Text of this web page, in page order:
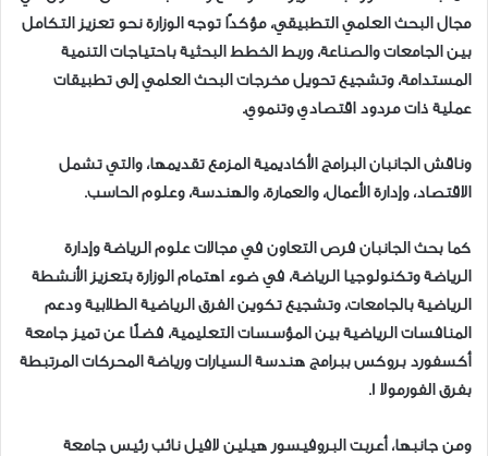
مجال البحث العلمي التطبيقي، مؤكدًا توجه الوزارة نحو تعزيز التكامل
بين الجامعات والصناعة، وربط الخطط البحثية باحتياجات التنمية
المستدامة، وتشجيع تحويل مخرجات البحث العلمي إلى تطبيقات
عملية ذات مردود اقتصادي وتنموي.
وناقش الجانبان البرامج الأكاديمية المزمع تقديمها، والتي تشمل
الاقتصاد، وإدارة الأعمال، والعمارة، والهندسة، وعلوم الحاسب.
كما بحث الجانبان فرص التعاون في مجالات علوم الرياضة وإدارة
الرياضة وتكنولوجيا الرياضة، في ضوء اهتمام الوزارة بتعزيز الأنشطة
الرياضية بالجامعات، وتشجيع تكوين الفرق الرياضية الطلابية ودعم
المنافسات الرياضية بين المؤسسات التعليمية، فضلًا عن تميز جامعة
أكسفورد بروكس ببرامج هندسة السيارات ورياضة المحركات المرتبطة
بفرق الفورمولا 1.
ومن جانبها، أعربت البروفيسور هيلين لافيل نائب رئيس جامعة